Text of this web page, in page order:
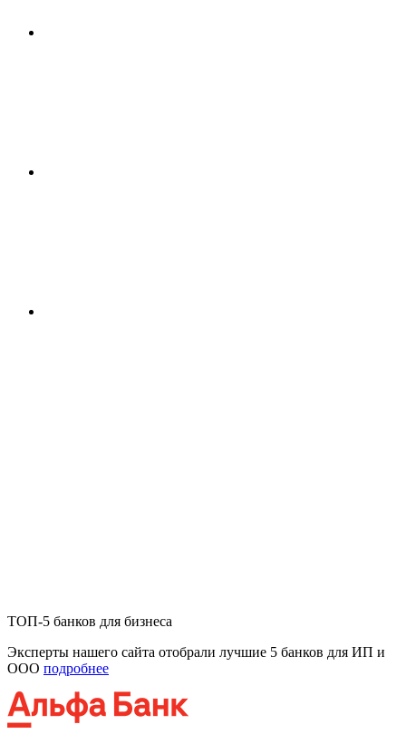
ТОП-5 банков для бизнеса
Эксперты нашего сайта отобрали лучшие 5 банков для ИП и
ООО подробнее